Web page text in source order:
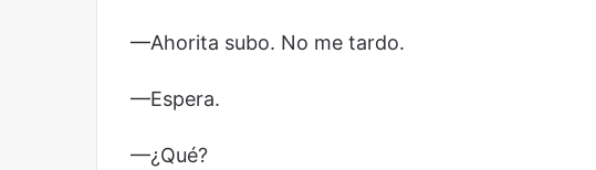
—Ahorita subo. No me tardo.
—Espera.
—¿Qué?